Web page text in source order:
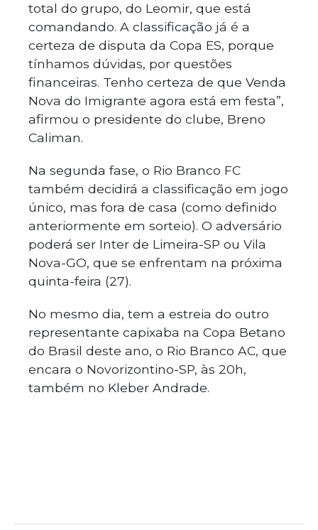
total do grupo, do Leomir, que está
comandando. A classificação já é a
certeza de disputa da Copa ES, porque
tínhamos dúvidas, por questões
financeiras. Tenho certeza de que Venda
Nova do Imigrante agora está em festa”,
afirmou o presidente do clube, Breno
Caliman.
Na segunda fase, o Rio Branco FC
também decidirá a classificação em jogo
único, mas fora de casa (como definido
anteriormente em sorteio). O adversário
poderá ser Inter de Limeira-SP ou Vila
Nova-GO, que se enfrentam na próxima
quinta-feira (27).
No mesmo dia, tem a estreia do outro
representante capixaba na Copa Betano
do Brasil deste ano, o Rio Branco AC, que
encara o Novorizontino-SP, às 20h,
também no Kleber Andrade.